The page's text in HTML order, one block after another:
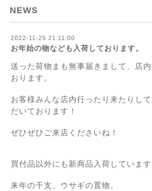
NEWS
2022-11-25 21:11:00
お年始の物なども入荷しております。
送った荷物まも無事届きまして、店
おります。
お客様みんな店内行ったり来たりし
だいております！
ぜひぜひご来店くださいね！
買付品以外にも新商品入荷しています
来年の干支、ウサギの置物。